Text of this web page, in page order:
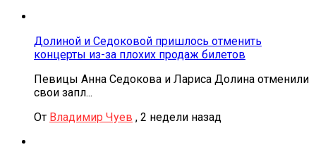
Долиной и Седоковой пришлось отменить
концерты из-за плохих продаж билетов
Певицы Анна Седокова и Лариса Долина отменили
свои запл...
От Владимир Чуев , 2 недели назад